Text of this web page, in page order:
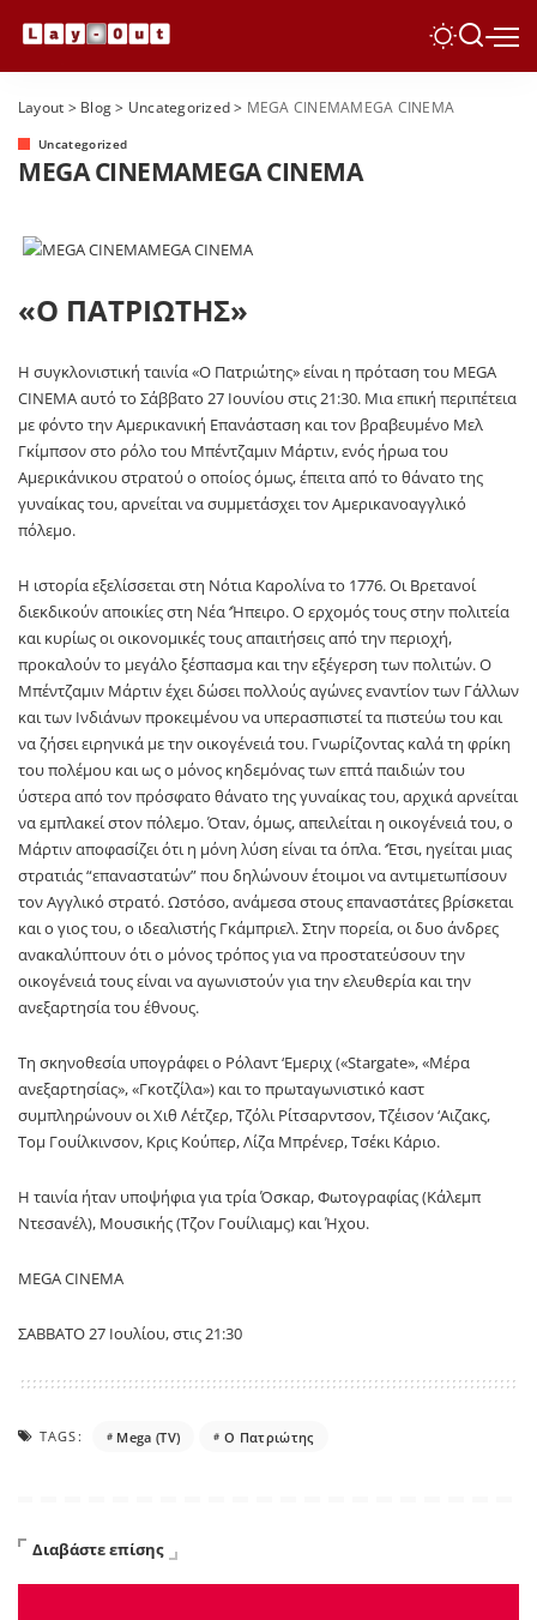
Layout > Blog> Uncategorized> MEGA CINEMAMEGA CINEMA
Uncategorized
MEGA CINEMAMEGA CINEMA
«Ο ΠΑΤΡΙΩΤΗΣ»
Η συγκλονιστική ταινία «Ο Πατριώτης» είναι η πρόταση του MEGA
CINEMA αυτό το Σάββατο 27 Ιουνίου στις 21:30. Μια επική περιπέτεια
με φόντο την Αμερικανική Επανάσταση και τον βραβευμένο Μελ
Γκίμπσον στο ρόλο του Μπέντζαμιν Μάρτιν, ενός ήρωα του
Αμερικάνικου στρατού ο οποίος όμως, έπειτα από το θάνατο της
γυναίκας του, αρνείται να συμμετάσχει τον Αμερικανοαγγλικό
πόλεμο.
Η ιστορία εξελίσσεται στη Νότια Καρολίνα το 1776. Οι Βρετανοί
διεκδικούν αποικίες στη Νέα ‘Ήπειρο. Ο ερχομός τους στην πολιτεία
και κυρίως οι οικονομικές τους απαιτήσεις από την περιοχή,
προκαλούν το μεγάλο ξέσπασμα και την εξέγερση των πολιτών. Ο
Μπέντζαμιν Μάρτιν έχει δώσει πολλούς αγώνες εναντίον των Γάλλων
και των Ινδιάνων προκειμένου να υπερασπιστεί τα πιστεύω του και
να ζήσει ειρηνικά με την οικογένειά του. Γνωρίζοντας καλά τη φρίκη
του πολέμου και ως ο μόνος κηδεμόνας των επτά παιδιών του
ύστερα από τον πρόσφατο θάνατο της γυναίκας του, αρχικά αρνείται
να εμπλακεί στον πόλεμο. Όταν, όμως, απειλείται η οικογένειά του, ο
Μάρτιν αποφασίζει ότι η μόνη λύση είναι τα όπλα. ‘Έτσι, ηγείται μιας
στρατιάς “επαναστατών” που δηλώνουν έτοιμοι να αντιμετωπίσουν
τον Αγγλικό στρατό. Ωστόσο, ανάμεσα στους επαναστάτες βρίσκεται
και ο γιος του, ο ιδεαλιστής Γκάμπριελ. Στην πορεία, οι δυο άνδρες
ανακαλύπτουν ότι ο μόνος τρόπος για να προστατεύσουν την
οικογένειά τους είναι να αγωνιστούν για την ελευθερία και την
ανεξαρτησία του έθνους.
Τη σκηνοθεσία υπογράφει ο Ρόλαντ ‘Εμεριχ («Stargate», «Μέρα
ανεξαρτησίας», «Γκοτζίλα») και το πρωταγωνιστικό καστ
συμπληρώνουν οι Χιθ Λέτζερ, Τζόλι Ρίτσαρντσον, Τζέισον ‘Αιζακς,
Τομ Γουίλκινσον, Κρις Κούπερ, Λίζα Μπρένερ, Τσέκι Κάριο.
Η ταινία ήταν υποψήφια για τρία Όσκαρ, Φωτογραφίας (Κάλεμπ
Ντεσανέλ), Μουσικής (Τζον Γουίλιαμς) και Ήχου.
MEGA CINEMA
ΣΑΒΒΑΤΟ 27 Ιουλίου, στις 21:30
TAGS: Mega (TV) Ο Πατριώτης
Διαβάστε επίσης